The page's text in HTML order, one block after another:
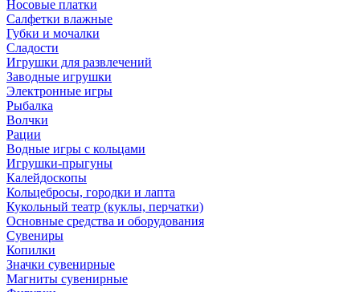
Носовые платки
Салфетки влажные
Губки и мочалки
Сладости
Игрушки для развлечений
Заводные игрушки
Электронные игры
Рыбалка
Волчки
Рации
Водные игры с кольцами
Игрушки-прыгуны
Калейдоскопы
Кольцебросы, городки и лапта
Кукольный театр (куклы, перчатки)
Основные средства и оборудования
Сувениры
Копилки
Значки сувенирные
Магниты сувенирные